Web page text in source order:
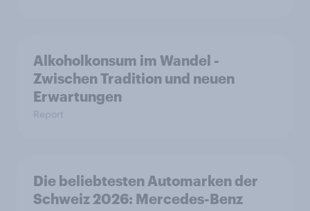
Alkoholkonsum im Wandel​ -
Zwischen Tradition und neuen
Erwartungen
Report
Die beliebtesten Automarken der
Schweiz 2026: Mercedes-Benz